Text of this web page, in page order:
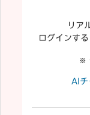
リア
ログインす
AIチ